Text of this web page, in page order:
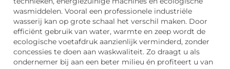
wasmiddelen. Vooral een professionele industriële
wasserij kan op grote schaal het verschil maken. Door
efficiënt gebruik van water, warmte en zeep wordt de
ecologische voetafdruk aanzienlijk verminderd, zonder
concessies te doen aan waskwaliteit. Zo draagt u als
ondernemer bij aan een beter milieu én profiteert u van